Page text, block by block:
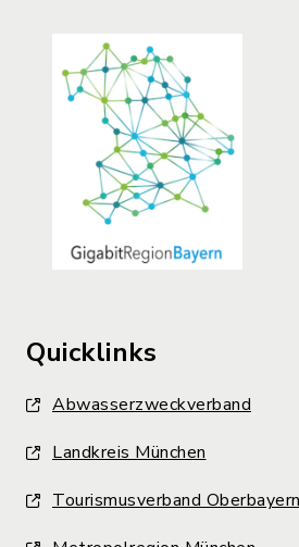
Quicklinks
Abwasserzweckverband
Landkreis München
Tourismusverband